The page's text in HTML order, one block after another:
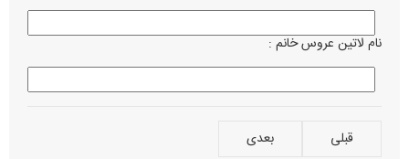
نام لاتین عروس خانم :
قبلی بعدی